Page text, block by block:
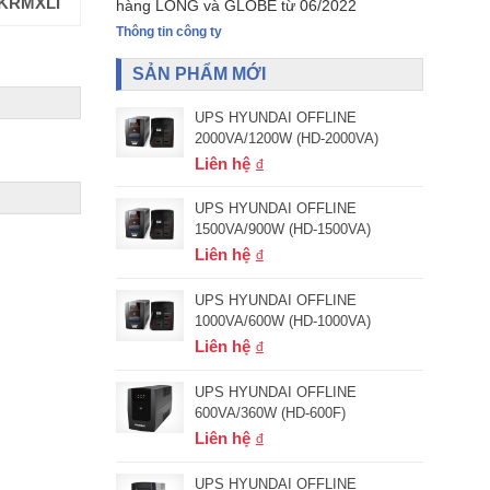
hàng LONG và GLOBE từ 06/2022
Thông tin công ty
SẢN PHẨM MỚI
UPS HYUNDAI OFFLINE
2000VA/1200W (HD-2000VA)
Liên hệ
UPS HYUNDAI OFFLINE
1500VA/900W (HD-1500VA)
Liên hệ
UPS HYUNDAI OFFLINE
1000VA/600W (HD-1000VA)
Liên hệ
UPS HYUNDAI OFFLINE
600VA/360W (HD-600F)
Liên hệ
UPS HYUNDAI OFFLINE